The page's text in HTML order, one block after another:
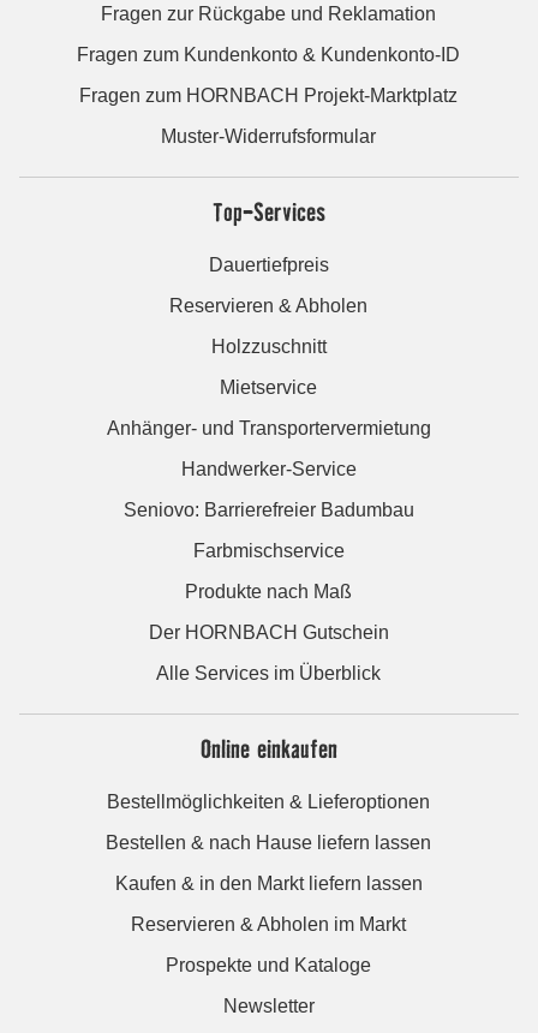
Fragen zur Rückgabe und Reklamation
Fragen zum Kundenkonto & Kundenkonto-ID
Fragen zum HORNBACH Projekt-Marktplatz
Muster-Widerrufsformular
Top-Services
Dauertiefpreis
Reservieren & Abholen
Holzzuschnitt
Mietservice
Anhänger- und Transportervermietung
Handwerker-Service
Seniovo: Barrierefreier Badumbau
Farbmischservice
Produkte nach Maß
Der HORNBACH Gutschein
Alle Services im Überblick
Online einkaufen
Bestellmöglichkeiten & Lieferoptionen
Bestellen & nach Hause liefern lassen
Kaufen & in den Markt liefern lassen
Reservieren & Abholen im Markt
Prospekte und Kataloge
Newsletter